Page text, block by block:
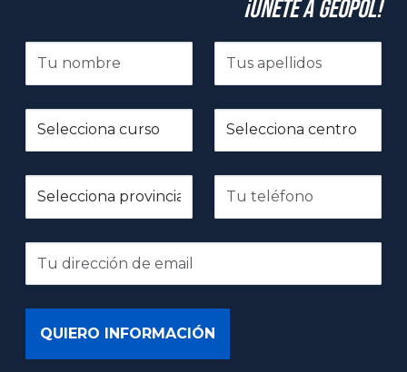
¡Únete a GeoPol!